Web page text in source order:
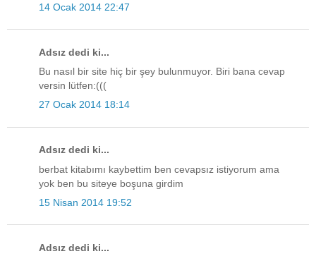
14 Ocak 2014 22:47
Adsız dedi ki...
Bu nasıl bir site hiç bir şey bulunmuyor. Biri bana cevap
versin lütfen:(((
27 Ocak 2014 18:14
Adsız dedi ki...
berbat kitabımı kaybettim ben cevapsız istiyorum ama
yok ben bu siteye boşuna girdim
15 Nisan 2014 19:52
Adsız dedi ki...